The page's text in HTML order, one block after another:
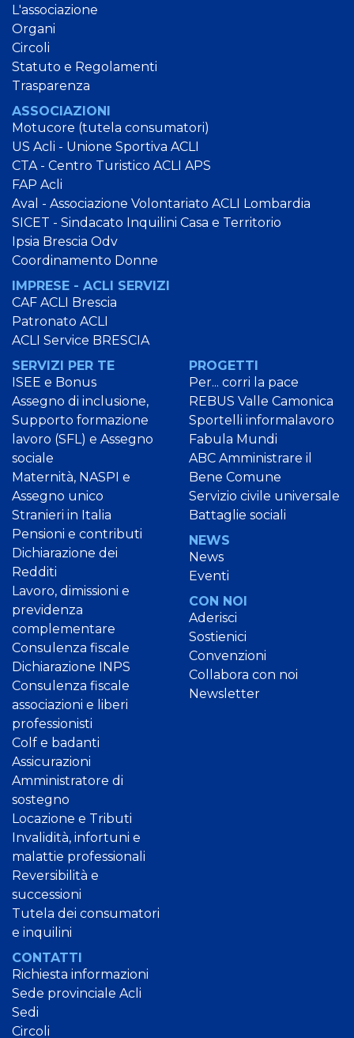
L'associazione
Organi
Circoli
Statuto e Regolamenti
Trasparenza
ASSOCIAZIONI
Motucore (tutela consumatori)
US Acli - Unione Sportiva ACLI
CTA - Centro Turistico ACLI APS
FAP Acli
Aval - Associazione Volontariato ACLI Lombardia
SICET - Sindacato Inquilini Casa e Territorio
Ipsia Brescia Odv
Coordinamento Donne
IMPRESE - ACLI SERVIZI
CAF ACLI Brescia
Patronato ACLI
ACLI Service BRESCIA
SERVIZI PER TE
ISEE e Bonus
Assegno di inclusione,
Supporto formazione
lavoro (SFL) e Assegno
sociale
Maternità, NASPI e
Assegno unico
Stranieri in Italia
Pensioni e contributi
Dichiarazione dei
Redditi
Lavoro, dimissioni e
previdenza
complementare
Consulenza fiscale
Dichiarazione INPS
Consulenza fiscale
associazioni e liberi
professionisti
Colf e badanti
Assicurazioni
Amministratore di
sostegno
Locazione e Tributi
Invalidità, infortuni e
malattie professionali
Reversibilità e
successioni
Tutela dei consumatori
e inquilini
PROGETTI
Per... corri la pace
REBUS Valle Camonica
Sportelli informalavoro
Fabula Mundi
ABC Amministrare il
Bene Comune
Servizio civile universale
Battaglie sociali
NEWS
News
Eventi
CON NOI
Aderisci
Sostienici
Convenzioni
Collabora con noi
Newsletter
CONTATTI
Richiesta informazioni
Sede provinciale Acli
Sedi
Circoli